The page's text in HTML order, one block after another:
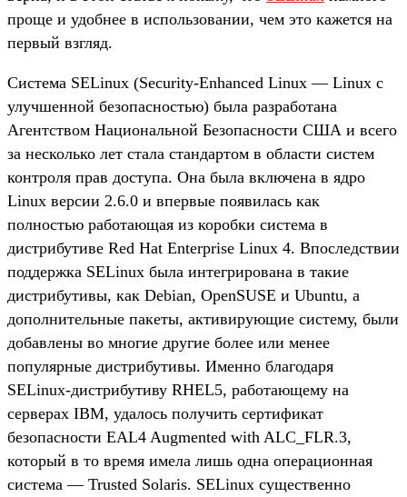
проще и удобнее в использовании, чем это кажется на
первый взгляд.
Система SELinux (Security-Enhanced Linux — Linux с
улучшенной безопасностью) была разработана
Агентством Национальной Безопасности США и всего
за несколько лет стала стандартом в области систем
контроля прав доступа. Она была включена в ядро
Linux версии 2.6.0 и впервые появилась как
полностью работающая из коробки система в
дистрибутиве Red Hat Enterprise Linux 4. Впоследствии
поддержка SELinux была интегрирована в такие
дистрибутивы, как Debian, OpenSUSE и Ubuntu, а
дополнительные пакеты, активирующие систему, были
добавлены во многие другие более или менее
популярные дистрибутивы. Именно благодаря
SELinux-дистрибутиву RHEL5, работающему на
серверах IBM, удалось получить сертификат
безопасности EAL4 Augmented with ALC_FLR.3,
который в то время имела лишь одна операционная
система — Trusted Solaris. SELinux существенно